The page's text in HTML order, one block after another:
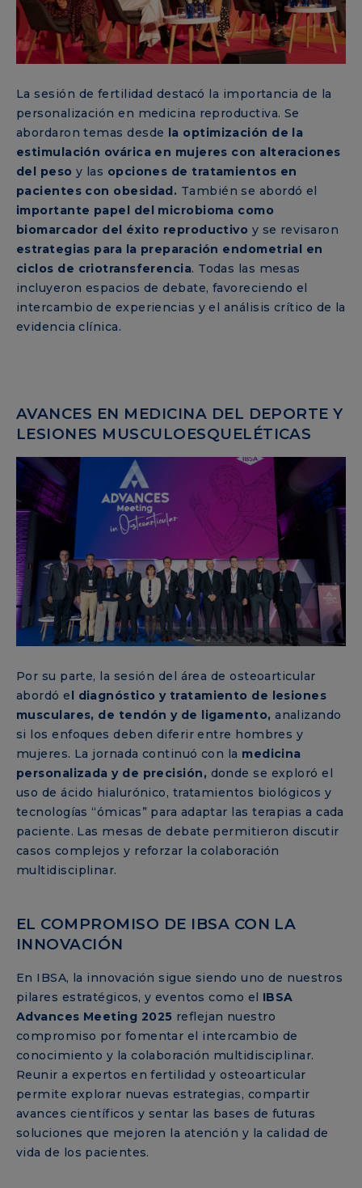
La sesión de fertilidad destacó la importancia de la
personalización en medicina reproductiva. Se
abordaron temas desde
la optimización de la
estimulación ovárica en mujeres con alteraciones
del peso y las opciones de tratamientos en
pacientes con obesidad. También se abordó el
importante papel del microbioma como
biomarcador del éxito reproductivo y se revisaron
estrategias para la preparación endometrial en
ciclos de criotransferencia. Todas las mesas
incluyeron espacios de debate, favoreciendo el
intercambio de experiencias y el análisis crítico de la
evidencia clínica.
AVANCES EN MEDICINA DEL DEPORTE Y
LESIONES MUSCULOESQUELÉTICAS
Por su parte, la sesión del área de osteoarticular
abordó e l diagnóstico y tratamiento de lesiones
musculares, de tendón y de ligamento, analizando
si los enfoques deben diferir entre hombres y
mujeres. La jornada continuó con la medicina
personalizada y de precisión, donde se exploró el
uso de ácido hialurónico, tratamientos biológicos y
tecnologías “ómicas” para adaptar las terapias a cada
paciente. Las mesas de debate permitieron discutir
casos complejos y reforzar la colaboración
multidisciplinar.
EL COMPROMISO DE IBSA CON LA
INNOVACIÓN
En IBSA, la innovación sigue siendo uno de nuestros
pilares estratégicos, y eventos como el IBSA
Advances Meeting 2025 reflejan nuestro
compromiso por fomentar el intercambio de
conocimiento y la colaboración multidisciplinar.
Reunir a expertos en fertilidad y osteoarticular
permite explorar nuevas estrategias, compartir
avances científicos y sentar las bases de futuras
soluciones que mejoren la atención y la calidad de
vida de los pacientes.